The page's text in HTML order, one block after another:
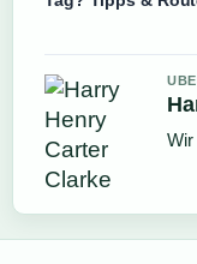
Wir